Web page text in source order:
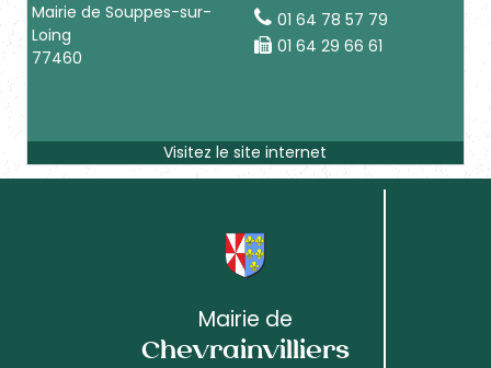
Mairie de Souppes-sur-
Loing
77460
01 64 78 57 79
01 64 29 66 61
Mairie de
Chevrainvilliers